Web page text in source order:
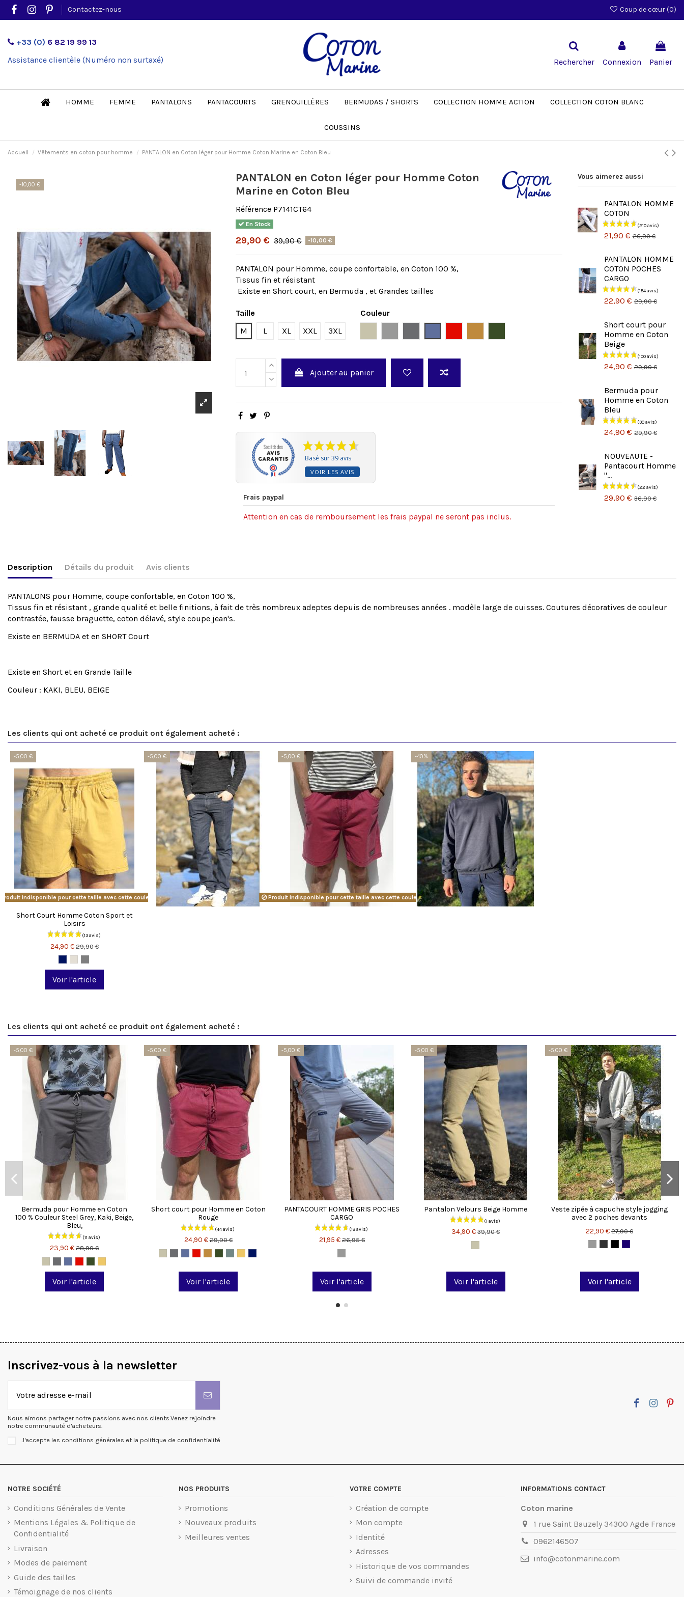
Contactez-nous Coup de cœur (0)
+33 (0) 6 82 19 99 13
Assistance clientèle (Numéro non surtaxé)
Rechercher Connexion Panier
HOMME FEMME PANTALONS PANTACOURTS GRENOUILLÈRES BERMUDAS / SHORTS COLLECTION HOMME ACTION COLLECTION COTON BLANC
COUSSINS
Accueil Vêtements en coton pour homme PANTALON en Coton léger pour Homme Coton Marine en Coton Bleu
-10,00 €
PANTALON en Coton léger pour Homme Coton
Marine en Coton Bleu
Référence P7141CT64
En Stock
29,90 € 39,90 € -10,00 €
PANTALON pour Homme, coupe confortable, en Coton 100 %,
Tissus fin et résistant
Existe en Short court, en Bermuda , et Grandes tailles
Taille
M
L XL XXL 3XL
Couleur
Ajouter au panier
Basé sur 39 avis
VOIR LES AVIS
Frais paypal
Attention en cas de remboursement les frais paypal ne seront pas inclus.
Vous aimerez aussi
PANTALON HOMME
COTON
21,90 € 26,90 €
PANTALON HOMME
COTON POCHES
CARGO
22,90 € 29,90 €
Short court pour
Homme en Coton
Beige
24,90 € 29,90 €
Bermuda pour
Homme en Coton
Bleu
24,90 € 29,90 €
NOUVEAUTE -
Pantacourt Homme
"...
29,90 € 36,90 €
Description Détails du produit Avis clients
PANTALONS pour Homme, coupe confortable, en Coton 100 %,
Tissus fin et résistant , grande qualité et belle finitions, à fait de très nombreux adeptes depuis de nombreuses années . modèle large de cuisses. Coutures décoratives de couleur
contrastée, fausse braguette, coton délavé, style coupe jean's.
Existe en BERMUDA et en SHORT Court
Existe en Short et en Grande Taille
Couleur : KAKI, BLEU, BEIGE
Les clients qui ont acheté ce produit ont également acheté :
-5,00 €
indisponible pour cette taille avec cette couleur
Short Court Homme Coton Sport et
Loisirs
24,90 € 29,90 €
Voir l'article
-5,00 € -5,00 €
Produit indisponible pour cette taille avec cette couleur
-40%
Les clients qui ont acheté ce produit ont également acheté :
-5,00 €
Bermuda pour Homme en Coton
100 % Couleur Steel Grey, Kaki, Beige,
Bleu,
23,90 €28,90 €
Voir l'article
-5,00 €
Short court pour Homme en Coton
Rouge
24,90 €29,90 €
Voir l'article
-5,00 €
PANTACOURT HOMME GRIS POCHES
CARGO
21,95 € 26,95 €
Voir l'article
-5,00 €
Pantalon Velours Beige Homme
34,90 €39,90 €
Voir l'article
-5,00 €
Veste zipée à capuche style jogging
avec 2 poches devants
22,90 €27,90 €
Voir l'article
Inscrivez-vous à la newsletter
Nous aimons partager notre passions avec nos clients.Venez rejoindre
notre communauté d'acheteurs.
J'accepte les conditions générales et la politique de confidentialité
NOTRE SOCIÉTÉ
Conditions Générales de Vente
Mentions Légales & Politique de
Confidentialité
Livraison
Modes de paiement
Guide des tailles
Témoignage de nos clients
NOS PRODUITS
Promotions
Nouveaux produits
Meilleures ventes
VOTRE COMPTE
Création de compte
Mon compte
Identité
Adresses
Historique de vos commandes
Suivi de commande invité
INFORMATIONS CONTACT
Coton marine
1 rue Saint Bauzely 34300 Agde France
0962146507
info@cotonmarine.com